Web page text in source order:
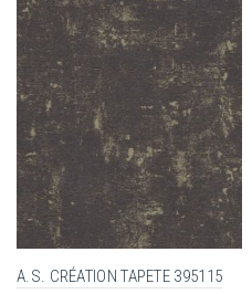
A.S. CRÉATION TAPETE 395115